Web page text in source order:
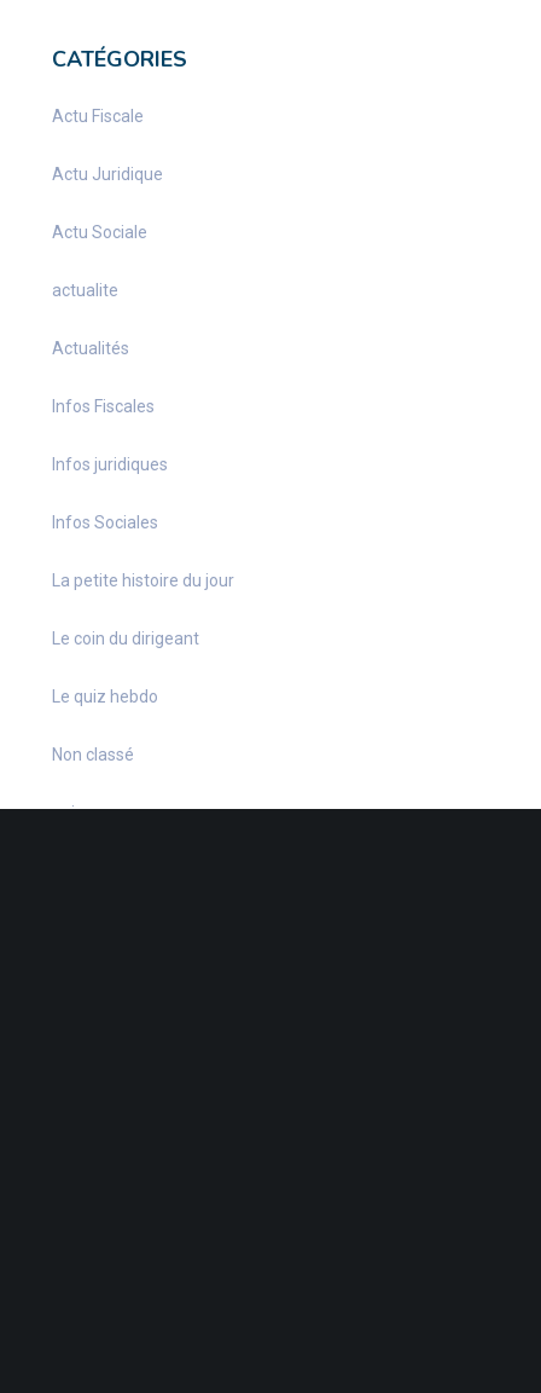
CATÉGORIES
Actu Fiscale
Actu Juridique
Actu Sociale
actualite
Actualités
Infos Fiscales
Infos juridiques
Infos Sociales
La petite histoire du jour
Le coin du dirigeant
Le quiz hebdo
Non classé
quizz